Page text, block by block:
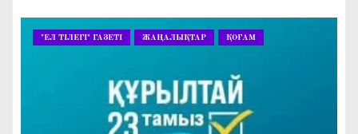
"ЕЛ ТІЛЕГІ" ГАЗЕТІ ЖАҢАЛЫҚТАР ҚОҒАМ